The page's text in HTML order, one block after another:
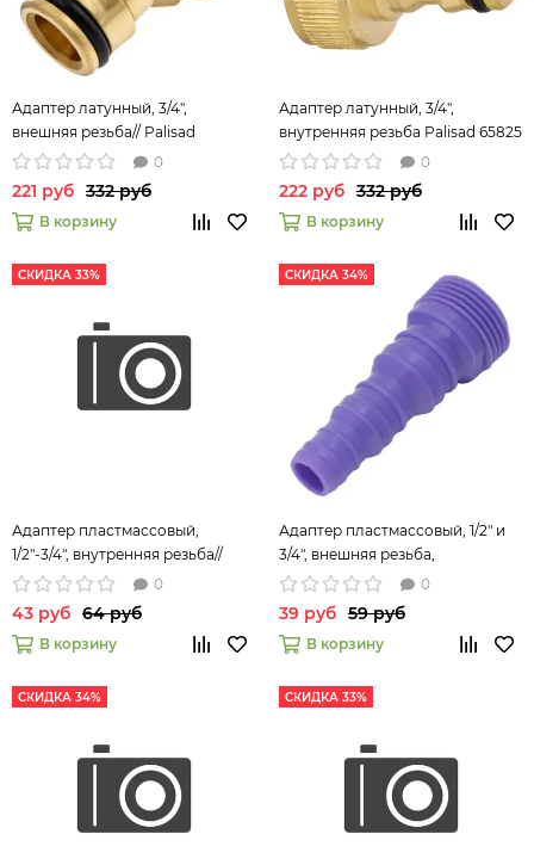
Адаптер латунный, 3/4",
внешняя резьба// Palisad
0
221 руб 332 руб
В корзину
Адаптер латунный, 3/4",
внутренняя резьба Palisad 65825
0
222 руб 332 руб
В корзину
СКИДКА 33%
Адаптер пластмассовый,
1/2"-3/4", внутренняя резьба//
Palisad
0
43 руб 64 руб
В корзину
СКИДКА 34%
Адаптер пластмассовый, 1/2" и
3/4", внешняя резьба,
переходное соединение//
Palisad
0
39 руб 59 руб
В корзину
СКИДКА 34% СКИДКА 33%